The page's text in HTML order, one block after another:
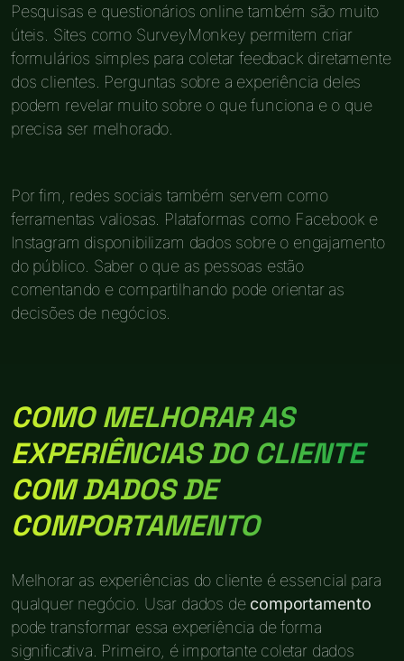
Pesquisas e questionários online também são muito
úteis. Sites como SurveyMonkey permitem criar
formulários simples para coletar feedback diretamente
dos clientes. Perguntas sobre a experiência deles
podem revelar muito sobre o que funciona e o que
precisa ser melhorado.
Por fim, redes sociais também servem como
ferramentas valiosas. Plataformas como Facebook e
Instagram disponibilizam dados sobre o engajamento
do público. Saber o que as pessoas estão
comentando e compartilhando pode orientar as
decisões de negócios.
COMO MELHORAR AS
EXPERIÊNCIAS DO CLIENTE
COM DADOS DE
COMPORTAMENTO
Melhorar as experiências do cliente é essencial para
qualquer negócio. Usar dados de comportamento
pode transformar essa experiência de forma
significativa. Primeiro, é importante coletar dados